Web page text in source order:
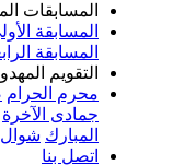
المهدوية
الأولى المسابقة
الرابعة
المهدوي
الحرام
صفر المظفّر
رجب المرجّب
شوال المكرّم ذي